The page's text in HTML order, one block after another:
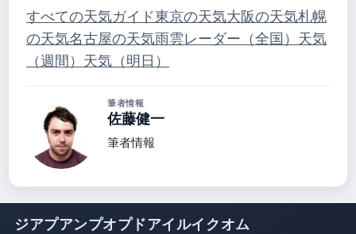
すべての天気ガイド東京の天気大阪の天気札幌
の天気名古屋の天気雨雲レーダー（全国） 天気
（週間） 天気（明日）
筆者情報
佐藤健一
筆者情報
ジアプアンプオプドアイルイクオム